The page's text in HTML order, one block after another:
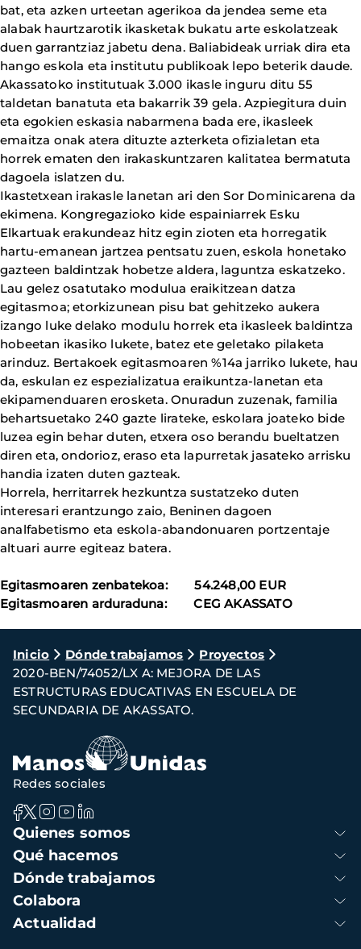
bat, eta azken urteetan agerikoa da jendea seme eta
alabak haurtzarotik ikasketak bukatu arte eskolatzeak
duen garrantziaz jabetu dena. Baliabideak urriak dira eta
hango eskola eta institutu publikoak lepo beterik daude.
Akassatoko institutuak 3.000 ikasle inguru ditu 55
taldetan banatuta eta bakarrik 39 gela. Azpiegitura duin
eta egokien eskasia nabarmena bada ere, ikasleek
emaitza onak atera dituzte azterketa ofizialetan eta
horrek ematen den irakaskuntzaren kalitatea bermatuta
dagoela islatzen du.
Ikastetxean irakasle lanetan ari den Sor Dominicarena da
ekimena. Kongregazioko kide espainiarrek Esku
Elkartuak erakundeaz hitz egin zioten eta horregatik
hartu-emanean jartzea pentsatu zuen, eskola honetako
gazteen baldintzak hobetze aldera, laguntza eskatzeko.
Lau gelez osatutako modulua eraikitzean datza
egitasmoa; etorkizunean pisu bat gehitzeko aukera
izango luke delako modulu horrek eta ikasleek baldintza
hobeetan ikasiko lukete, batez ete geletako pilaketa
arinduz. Bertakoek egitasmoaren %14a jarriko lukete, hau
da, eskulan ez espezializatua eraikuntza-lanetan eta
ekipamenduaren erosketa. Onuradun zuzenak, familia
behartsuetako 240 gazte lirateke, eskolara joateko bide
luzea egin behar duten, etxera oso berandu bueltatzen
diren eta, ondorioz, eraso eta lapurretak jasateko arrisku
handia izaten duten gazteak.
Horrela, herritarrek hezkuntza sustatzeko duten
interesari erantzungo zaio, Beninen dagoen
analfabetismo eta eskola-abandonuaren portzentaje
altuari aurre egiteaz batera.
Egitasmoaren zenbatekoa: 54.248,00 EUR
Egitasmoaren arduraduna: CEG AKASSATO
Ruta
de
navegación
Inicio Dónde trabajamos
Proyectos
2020-BEN/74052/LX A: MEJORA DE LAS
ESTRUCTURAS EDUCATIVAS EN ESCUELA DE
SECUNDARIA DE AKASSATO.
Navegación
principal
Quienes somos
Qué hacemos
Dónde trabajamos
Colabora
Actualidad
Redes sociales